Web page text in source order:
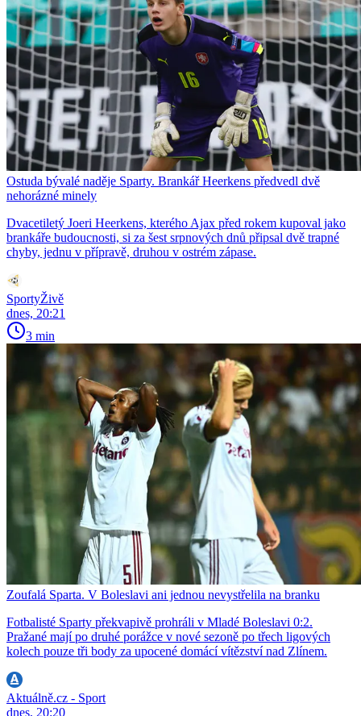
Ostuda bývalé naděje Sparty. Brankář Heerkens předvedl dvě
nehorázné minely
Dvacetiletý Joeri Heerkens, kterého Ajax před rokem kupoval jako
brankáře budoucnosti, si za šest srpnových dnů připsal dvě trapné
chyby, jednu v přípravě, druhou v ostrém zápase.
SportyŽivě
dnes, 20:21
3 min
Zoufalá Sparta. V Boleslavi ani jednou nevystřelila na branku
Fotbalisté Sparty překvapivě prohráli v Mladé Boleslavi 0:2.
Pražané mají po druhé porážce v nové sezoně po třech ligových
kolech pouze tři body za upocené domácí vítězství nad Zlínem.
Aktuálně.cz - Sport
dnes, 20:20